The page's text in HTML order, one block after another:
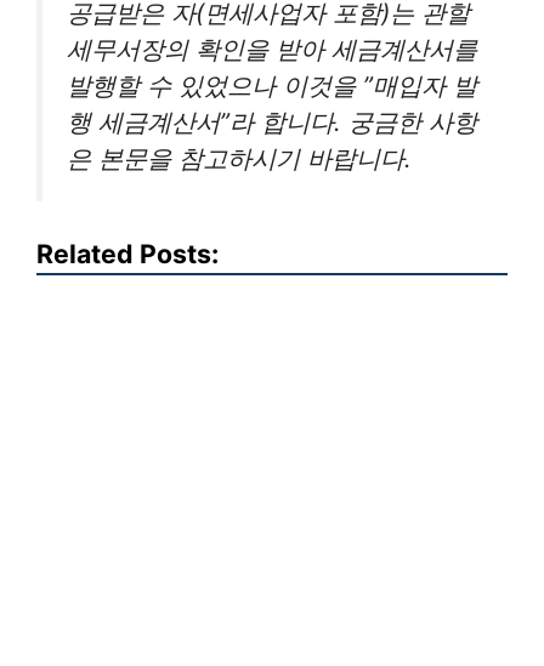
공급받은 자(면세사업자 포함)는 관할
세무서장의 확인을 받아 세금계산서를
발행할 수 있었으나 이것을 ”매입자 발
행 세금계산서”라 합니다. 궁금한 사항
은 본문을 참고하시기 바랍니다.
Related Posts: